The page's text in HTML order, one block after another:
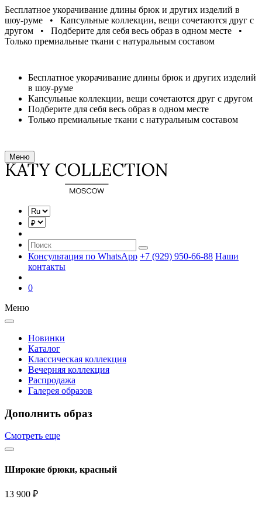
Бесплатное укорачивание длины брюк и других изделий в
шоу-руме • Капсульные коллекции, вещи сочетаются друг с
другом • Подберите для себя весь образ в одном месте •
Только премиальные ткани с натуральным составом
Бесплатное укорачивание длины брюк и других изделий
в шоу-руме
Капсульные коллекции, вещи сочетаются друг с другом
Подберите для себя весь образ в одном месте
Только премиальные ткани с натуральным составом
Меню
Консультация по WhatsApp +7 (929) 950-66-88 Наши
контакты
0
Меню
Новинки
Каталог
Классическая коллекция
Вечерняя коллекция
Распродажа
Галерея образов
Дополнить образ
Смотреть еще
Широкие брюки, красный
13 900 ₽